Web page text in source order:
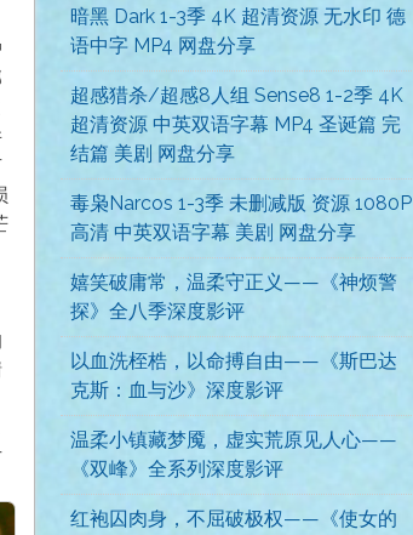
暗黑 Dark 1-3季 4K 超清资源 无水印 德
语中字 MP4 网盘分享
超感猎杀/超感8人组 Sense8 1-2季 4K
超清资源 中英双语字幕 MP4 圣诞篇 完
结篇 美剧 网盘分享
毒枭Narcos 1-3季 未删减版 资源 1080P
高清 中英双语字幕 美剧 网盘分享
嬉笑破庸常，温柔守正义——《神烦警
探》全八季深度影评
以血洗桎梏，以命搏自由——《斯巴达
克斯：血与沙》深度影评
温柔小镇藏梦魇，虚实荒原见人心——
《双峰》全系列深度影评
红袍囚肉身，不屈破极权——《使女的